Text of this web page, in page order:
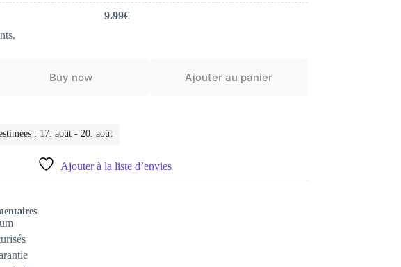
9.99€
Buy now Ajouter au panier
: 17. août - 20. août
Ajouter à la liste d’envies